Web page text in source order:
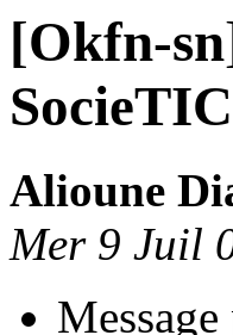
[Okfn-
SocieTIC
Alioune
Mer 9 Juil